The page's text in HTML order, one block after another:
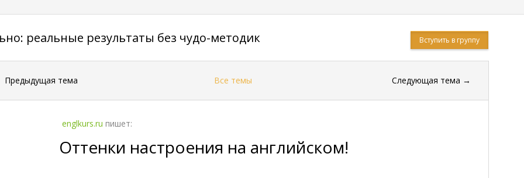
реальные результаты без чудо-методик Вступить в группу
Предыдущая тема Все темы Следующая тема →
englkurs.ru пишет:
Оттенки настроения на английском!